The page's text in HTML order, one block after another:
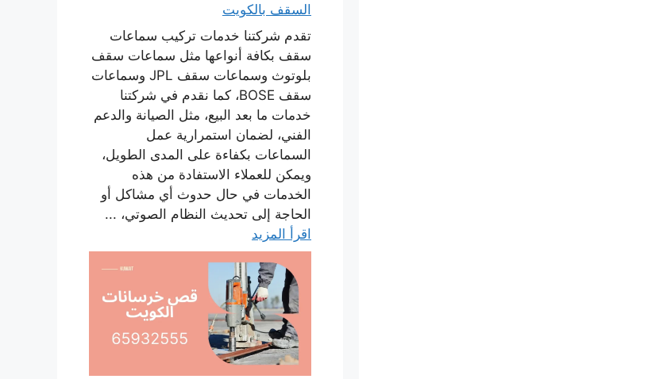
السقف بالكويت
تقدم شركتنا خدمات تركيب سماعات
سقف بكافة أنواعها مثل سماعات سقف
بلوتوث وسماعات سقف JPL وسماعات
سقف BOSE، كما نقدم في شركتنا
خدمات ما بعد البيع، مثل الصيانة والدعم
الفني، لضمان استمرارية عمل
السماعات بكفاءة على المدى الطويل،
ويمكن للعملاء الاستفادة من هذه
الخدمات في حال حدوث أي مشاكل أو
الحاجة إلى تحديث النظام الصوتي، ...
اقرأ المزيد